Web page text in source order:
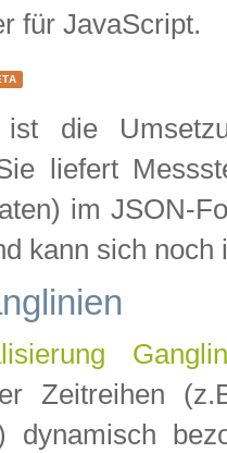
für JavaScript.
ist die
liefert
im JSON-
kann sich noch
Zeitreihen
dynamisch